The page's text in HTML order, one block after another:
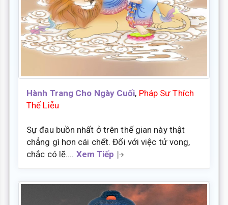
Hành Trang Cho Ngày Cuối, Pháp Sư Thích
Thế Liễu
Sự đau buồn nhất ở trên thế gian này thật
chẳng gì hơn cái chết. Đối với việc tử vong,
chắc có lẽ.... Xem Tiếp